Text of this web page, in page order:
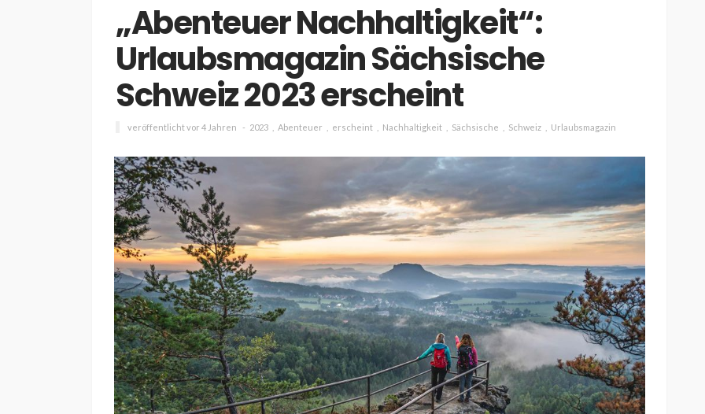
„Abenteuer Nachhaltigkeit“:
Urlaubsmagazin Sächsische
Schweiz 2023 erscheint
veröffentlicht vor 4 Jahren 2023 Abenteuer erscheint Nachhaltigkeit Sächsische Schweiz Urlaubsmagazin
INTERESSANNTES
Wie kann man mit kleinem
Kapital in Deutschland zu
investieren beginnen?
veröffentlicht vor 5 Jahren 14.7k
GOURMET & FEINSCHMECKER
RESTAURANTS & BARS
Geheimnisse der
Sterneköche: Insider-Tipps
für Hobbyköche
veröffentlicht vor 2 Jahren